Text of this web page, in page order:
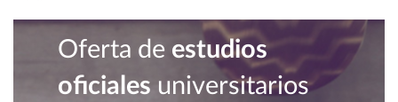
Oferta de estudios
oficiales universitarios